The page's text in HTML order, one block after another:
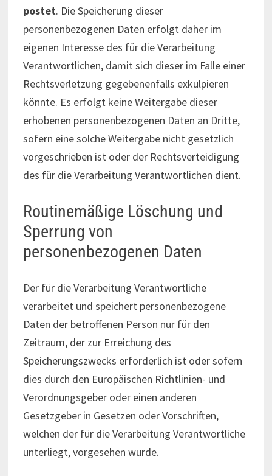
postet. Die Speicherung dieser
personenbezogenen Daten erfolgt daher im
eigenen Interesse des für die Verarbeitung
Verantwortlichen, damit sich dieser im Falle einer
Rechtsverletzung gegebenenfalls exkulpieren
könnte. Es erfolgt keine Weitergabe dieser
erhobenen personenbezogenen Daten an Dritte,
sofern eine solche Weitergabe nicht gesetzlich
vorgeschrieben ist oder der Rechtsverteidigung
des für die Verarbeitung Verantwortlichen dient.
Routinemäßige Löschung und
Sperrung von
personenbezogenen Daten
Der für die Verarbeitung Verantwortliche
verarbeitet und speichert personenbezogene
Daten der betroffenen Person nur für den
Zeitraum, der zur Erreichung des
Speicherungszwecks erforderlich ist oder sofern
dies durch den Europäischen Richtlinien- und
Verordnungsgeber oder einen anderen
Gesetzgeber in Gesetzen oder Vorschriften,
welchen der für die Verarbeitung Verantwortliche
unterliegt, vorgesehen wurde.